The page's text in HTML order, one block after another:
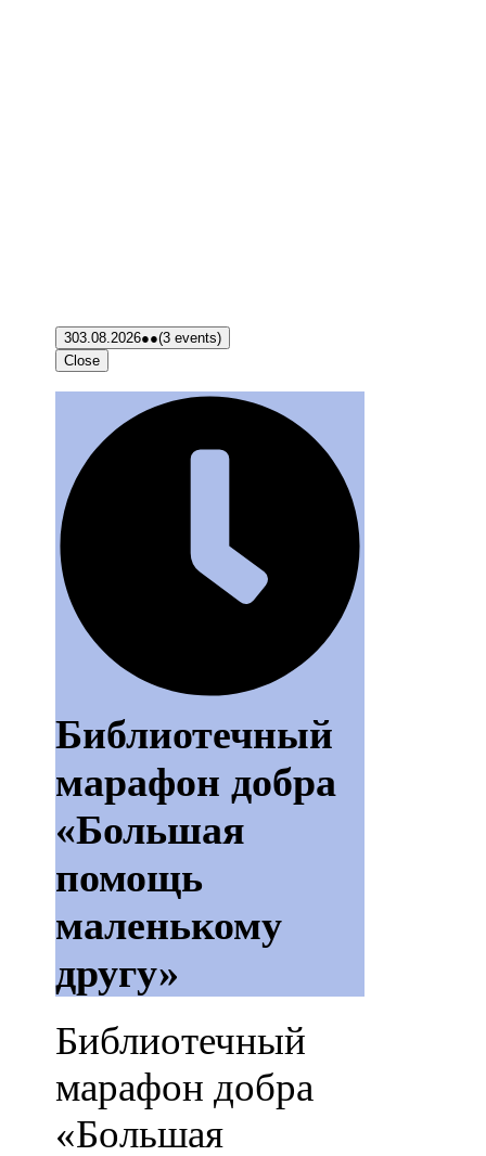
303.08.2026●●(3 events)
Close
Библиотечный
марафон добра
«Большая
помощь
маленькому
другу»
Библиотечный
марафон добра
«Большая